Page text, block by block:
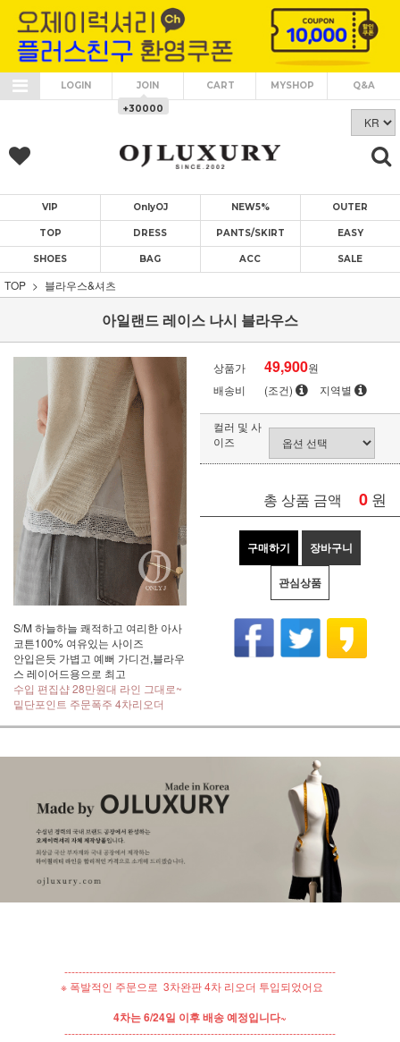
LOGIN JOIN
+30000
CART MYSHOP Q&A
VIP OnlyOJ NEW5% OUTER
TOP DRESS PANTS/SKIRT EASY
SHOES BAG ACC SALE
TOP 블라우스&셔츠
아일랜드 레이스 나시 블라우스
S/M 하늘하늘 쾌적하고 여리한 아사
코튼100% 여유있는 사이즈
안입은듯 가볍고 예뻐 가디건,블라우
스 레이어드용으로 최고
수입 편집샵 28만원대 라인 그대로~
밑단포인트 주문폭주 4차리오더
상품가 49,900원
배송비
(조건) 지역별
컬러 및 사
이즈
총 상품 금액 0 원
구매하기 장바구니
관심상품
----------------------------------------------------------------------------
※ 폭발적인 주문으로 3차완판 4차 리오더 투입되었어요
4차는 6/24일 이후 배송 예정입니다~
----------------------------------------------------------------------------